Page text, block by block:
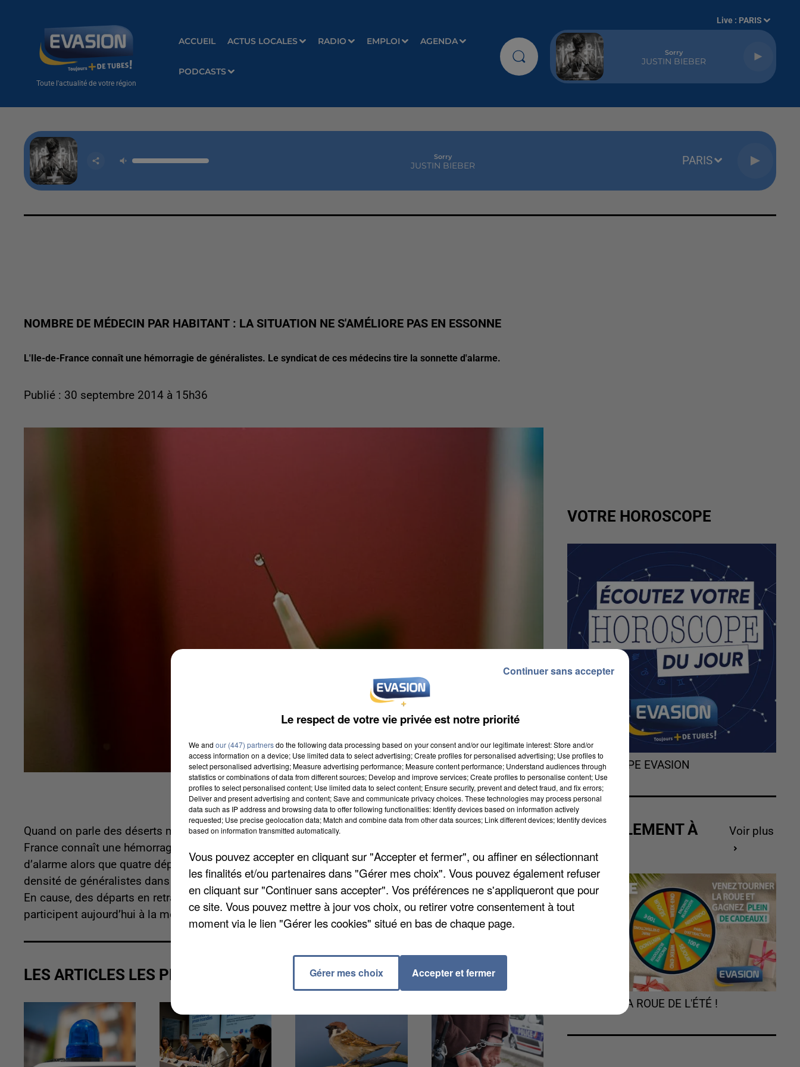
Toute l'actualité de votre région
ACCUEIL ACTUS LOCALES RADIO EMPLOI AGENDA
PODCASTS
Live : PARIS
Sorry
JUSTIN BIEBER
Sorry
JUSTIN BIEBER PARIS
NOMBRE DE MÉDECIN PAR HABITANT : LA SITUATION NE S'AMÉLIORE PAS EN ESSONNE
L'Ile-de-France connaît une hémorragie de généralistes. Le syndicat de ces médecins tire la sonnette d'alarme.
Publié : 30 septembre 2014 à 15h36
Quand on parle des déserts médicaux, on pense souvent à la Picardie. Pourtant d’après le JDD, l’Ile-de-
France connaît une hémorragie de généralistes. Le syndicat des médecins généralistes tire la sonnette
d’alarme alors que quatre départements franciliens dont la Seine-et-Marne connaissent la plus faible
densité de généralistes dans le pays. En Essonne, on compte 61 médecins pour 100.000 habitants.
En cause, des départs en retraite massifs et le prix dissuasif du foncier dans la région. Les médecins
participent aujourd’hui à la mobilisation des professions libérales.
LES ARTICLES LES PLUS VUS
VOTRE HOROSCOPE
L'HOROSCOPE EVASION
ACTUELLEMENT À
Voir plus
TOURNEZ LA ROUE DE L'ÉTÉ !
Le respect de votre vie privée est notre priorité
We and our (447) partnersdo the following data processing based on your consent and/or our legitimate interest: Store and/or
access information on a device; Use limited data to select advertising; Create profiles for personalised advertising; Use profiles to
select personalised advertising; Measure advertising performance; Measure content performance; Understand audiences through
statistics or combinations of data from different sources; Develop and improve services; Create profiles to personalise content; Use
profiles to select personalised content; Use limited data to select content; Ensure security, prevent and detect fraud, and fix errors;
Deliver and present advertising and content; Save and communicate privacy choices. These technologies may process personal
data such as IP address and browsing data to offer following functionalities: Identify devices based on information actively
requested; Use precise geolocation data; Match and combine data from other data sources; Link different devices; Identify devices
based on information transmitted automatically.
Vous pouvez accepter en cliquant sur "Accepter et fermer", ou affiner en sélectionnant
les finalités et/ou partenaires dans "Gérer mes choix". Vous pouvez également refuser
en cliquant sur "Continuer sans accepter". Vos préférences ne s'appliqueront que pour
ce site. Vous pouvez mettre à jour vos choix, ou retirer votre consentement à tout
moment via le lien "Gérer les cookies" situé en bas de chaque page.
Gérer mes choix Accepter et fermer
Continuer sans accepter